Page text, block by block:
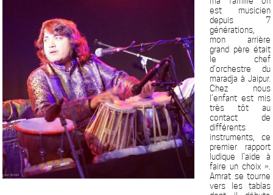
est musicien
depuis 7
générations,
mon arrière
grand père était
le chef
d’orchestre du
maradja à Jaipur.
Chez nous
l’enfant est mis
très tôt au
contact de
différents
instruments, ce
premier rapport
ludique l’aide à
faire un choix ».
Amrat se tourne
vers les tablas